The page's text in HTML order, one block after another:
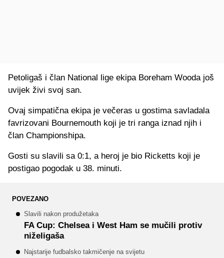
Petoligaš i član National lige ekipa Boreham Wooda još
uvijek živi svoj san.
Ovaj simpatična ekipa je večeras u gostima savladala
favrizovani Bournemouth koji je tri ranga iznad njih i
član Championshipa.
Gosti su slavili sa 0:1, a heroj je bio Ricketts koji je
postigao pogodak u 38. minuti.
POVEZANO
Slavili nakon produžetaka
FA Cup: Chelsea i West Ham se mučili protiv
niželigaša
Najstarije fudbalsko takmičenje na svijetu